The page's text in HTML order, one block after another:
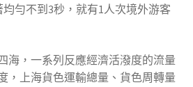
勻不到3秒，就有1人次境外游客
海，一系列反應經濟活潑度的流量
，上海貨色運輸總量、貨色周轉量